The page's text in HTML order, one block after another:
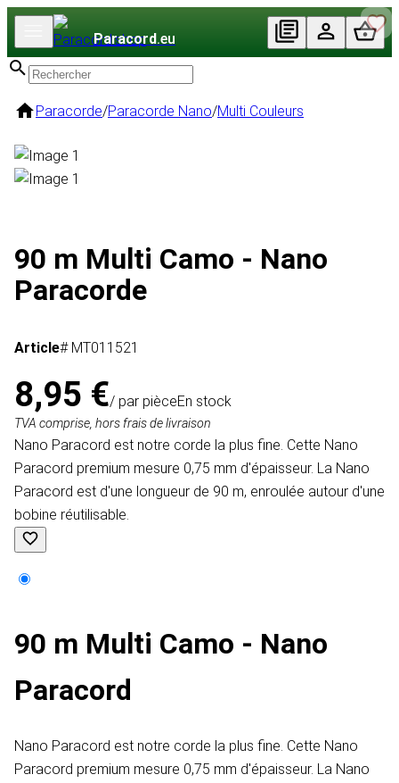
Paracord.eu
Paracorde/Paracorde Nano/Multi Couleurs
90 m Multi Camo - Nano
Paracorde
Article# MT011521
8,95 €/ par pièceEn stock
TVA comprise, hors frais de livraison
Nano Paracord est notre corde la plus fine. Cette Nano
Paracord premium mesure 0,75 mm d'épaisseur. La Nano
Paracord est d'une longueur de 90 m, enroulée autour d'une
bobine réutilisable.
90 m Multi Camo - Nano
Paracord
Nano Paracord est notre corde la plus fine. Cette Nano
Paracord premium mesure 0,75 mm d'épaisseur. La Nano